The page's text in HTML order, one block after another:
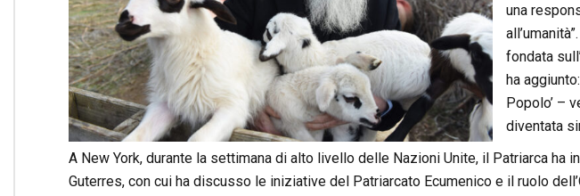
una
fondata
ha
Popolo’ –
diventata
A New York, durante la settimana di alto livello delle Nazioni Unite, il Patriarca ha
Guterres, con cui ha discusso le iniziative del Patriarcato Ecumenico e il ruolo